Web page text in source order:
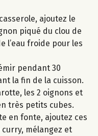
ajoutez le
piqué du clou de
l’eau froide pour les
pendant 30
la fin de la cuisson.
les 2 oignons et
très petits cubes.
en fonte, ajoutez ces
mélangez et